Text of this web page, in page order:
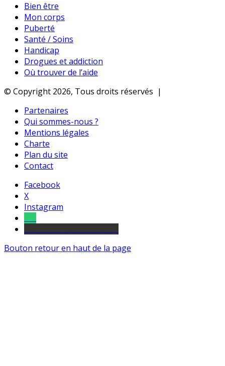
Bien être
Mon corps
Puberté
Santé / Soins
Handicap
Drogues et addiction
Où trouver de l’aide
© Copyright 2026, Tous droits réservés |
Partenaires
Qui sommes-nous ?
Mentions légales
Charte
Plan du site
Contact
Facebook
X
Instagram
Bouton retour en haut de la page